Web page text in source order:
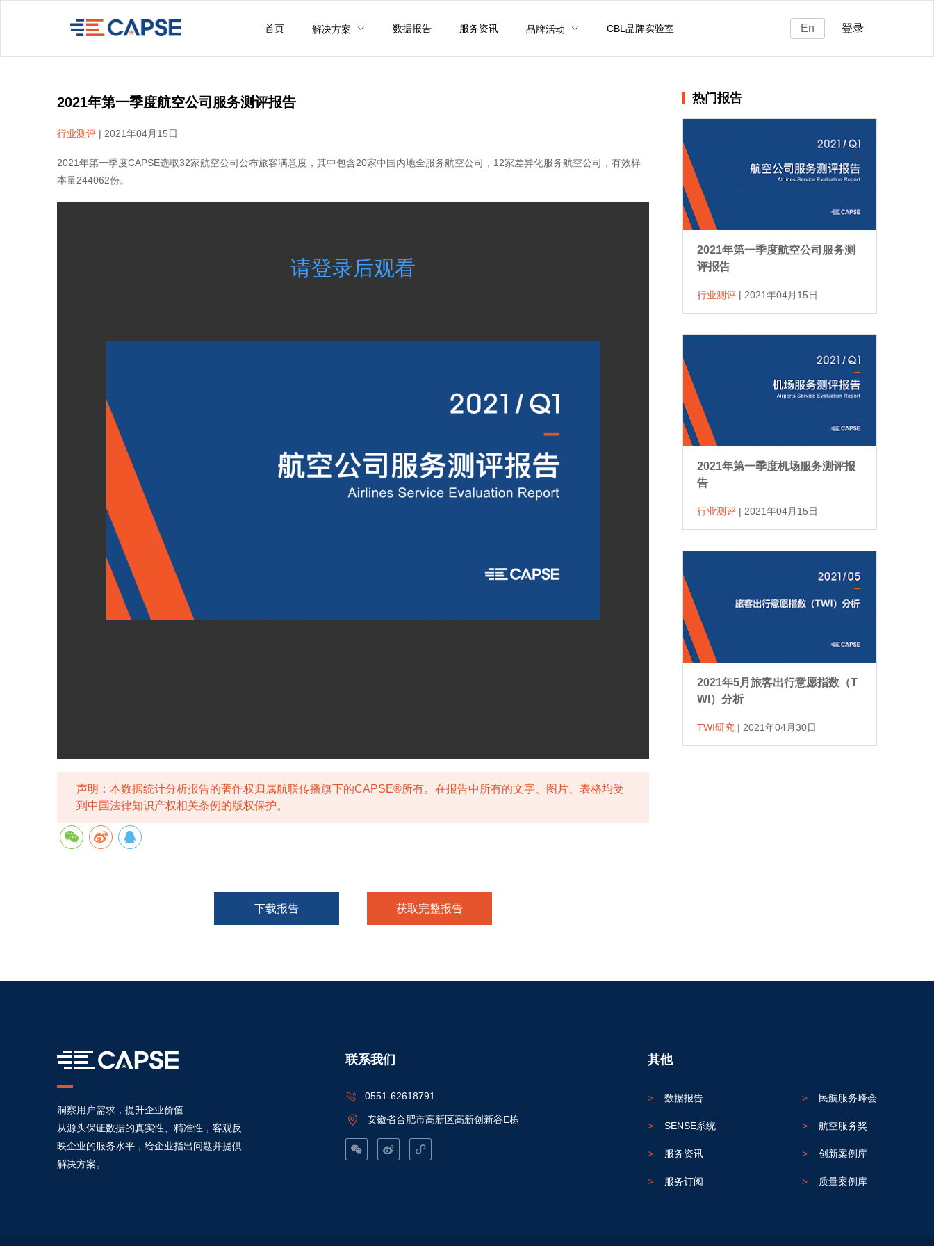
首页 解决方案 数据报告 服务资讯 品牌活动 CBL品牌实验室 En 登录
2021年第一季度航空公司服务测评报告
行业测评 | 2021年04月15日
2021年第一季度CAPSE选取32家航空公司公布旅客满意度，其中包含20家中国内地全服务航空公司，12家差异化服务航空公司，有效样
本量244062份。
请登录后观看
声明：本数据统计分析报告的著作权归属航联传播旗下的CAPSE®所有。在报告中所有的文字、图片、表格均受
到中国法律知识产权相关条例的版权保护。
下载报告 获取完整报告
热门报告
2021年第一季度航空公司服务测
评报告
行业测评 | 2021年04月15日
2021年第一季度机场服务测评报
告
行业测评 | 2021年04月15日
2021年5月旅客出行意愿指数（T
WI）分析
TWI研究 | 2021年04月30日
洞察用户需求，提升企业价值
从源头保证数据的真实性、精准性，客观反
映企业的服务水平，给企业指出问题并提供
解决方案。
联系我们
0551-62618791
安徽省合肥市高新区高新创新谷E栋
其他
> 数据报告
> SENSE系统
> 服务资讯
> 服务订阅
> 民航服务峰会
> 航空服务奖
> 创新案例库
> 质量案例库